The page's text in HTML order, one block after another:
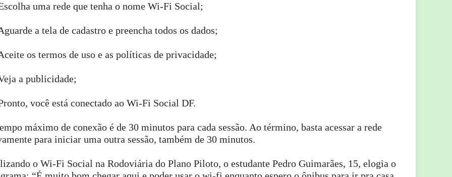
uma rede que tenha o nome Wi-Fi Social;
a tela de cadastro e preencha todos os dados;
os termos de uso e as políticas de privacidade;
a publicidade;
você está conectado ao Wi-Fi Social DF.
máximo de conexão é de 30 minutos para cada sessão. Ao término, basta acessar a rede
para iniciar uma outra sessão, também de 30 minutos.
o Wi-Fi Social na Rodoviária do Plano Piloto, o estudante Pedro Guimarães, 15, elogia o